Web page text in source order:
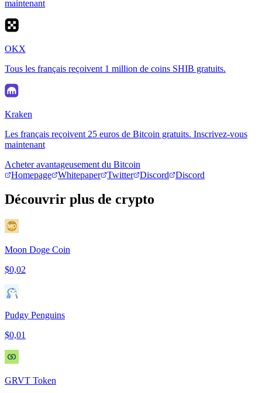
maintenant
OKX
Tous les français reçoivent 1 million de coins SHIB gratuits.
Kraken
Les français reçoivent 25 euros de Bitcoin gratuits. Inscrivez-vous
maintenant
Acheter avantageusement du Bitcoin
Homepage
Whitepaper Twitter Discord Discord
Découvrir plus de crypto
Moon Doge Coin
$0,02
Pudgy Penguins
$0,01
GRVT Token